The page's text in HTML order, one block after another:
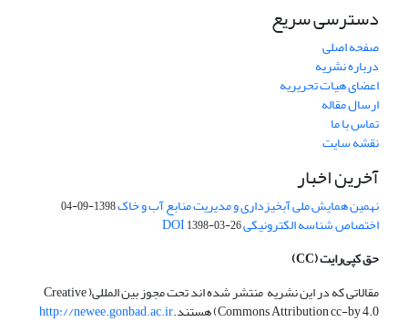
دسترسی سریع
صفحه اصلی
درباره نشریه
اعضای هیات تحریریه
ارسال مقاله
تماس با ما
نقشه سایت
آخرین اخبار
نهمین همایش ملی آبخیزداری و مدیریت منابع آب و خاک1398-09-04
اختصاص شناسه الکترونیکی DOI1398-03-26
حق کپی‌رایت(CC)
مقالاتی که در این نشریه منتشر شده اند تحت مجوز بین المللی( Creative
Commons Attribution cc-by 4.0) هستند.
http://newee.gonbad.ac.ir